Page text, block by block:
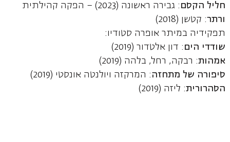
חליל הקסם : גבירה ראשונה (2023) – הפקה קהילתית
ורתר: קטשן (2018)
תפקידיה במיתר אופרה סטודיו:
שודדי הים : דון אלטדור (2019)
אמהות: רבקה, רחל, בלהה (2019)
סיפורה של מתחזה: המרקזה ויולנטה אונסטי (2019)
הסהרורית: ליזה (2019)